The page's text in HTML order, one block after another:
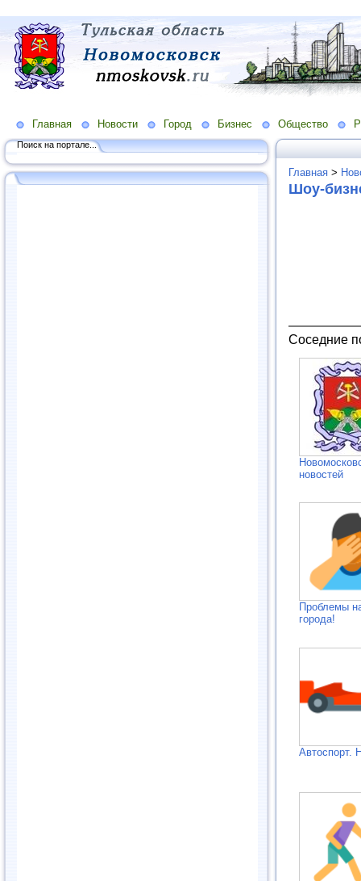
Главная Новости Город Бизнес Общество
Поиск на портале...
Главная >
Шоу-
Соседние
новостей
Проблемы
города!
Автоспорт.